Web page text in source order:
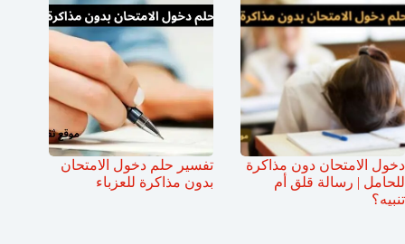
دخول الامتحان دون مذاكرة
للحامل | رسالة قلق أم
تنبيه؟
تفسير حلم دخول الامتحان
بدون مذاكرة للعزباء